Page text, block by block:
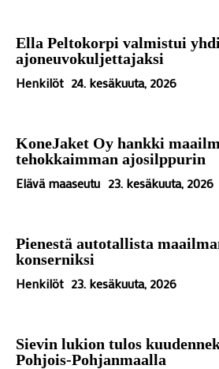
Ella Peltokorpi valmistui
ajoneuvokuljettajaksi
Henkilöt 24. kesäkuuta, 2026
KoneJaket Oy hankki
tehokkaimman ajosilppurin
Elävä maaseutu 23. kesäkuuta, 2026
Pienestä autotallista
konserniksi
Henkilöt 23. kesäkuuta, 2026
Sievin lukion tulos
Pohjois-Pohjanmaalla